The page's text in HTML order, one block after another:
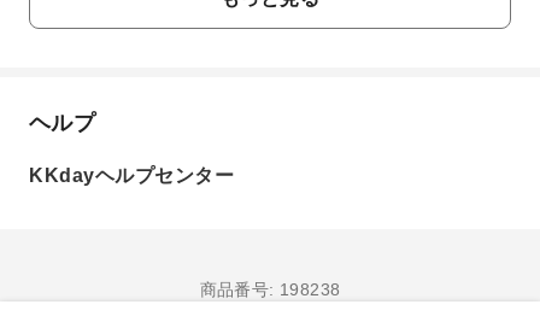
砂丘バッシングやサンドボードの他に、ラクダに乗って砂漠
の文化を深く体験できます。
4. アル カイマ キャンプでの夜に、伝統的なタヌーラ
ダンスやハリジダンスの他にどのような文化体験がで
空観察の時間も設けられており、都会では味わえない満点の
よくあるご質問
イ市内からの送迎で砂漠へ向かい、砂丘バッシングやサ
ヘルプ
KKdayヘルプセンター
商品番号: 198238